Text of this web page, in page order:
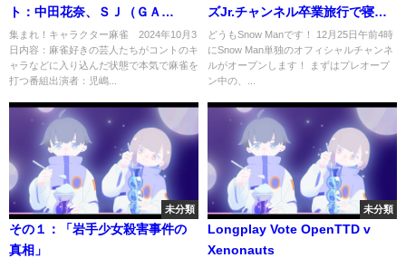
ト：中田花奈、ＳＪ（ＧＡ
Ｇ）、益田康平 10月3日
集まれ！キャラクター麻雀 2024年10月3
日内容：麻雀好きの芸人たちがコントのキ
ャラなどに入り込んだ状態で本気で麻雀を
打つ番組出演者：児嶋...
ズJr.チャンネル卒業旅行で寝る
の禁止！&重大発表
どうもSnow Manです！ 12月25日午前4時
にSnow Man単独のオフィシャルチャンネ
ルがオープンします！ まずはプレオープ
ン中の、...
未分類
その１：「岩手少女殺害事件の
真相」
未分類
Longplay Vote OpenTTD v
Xenonauts